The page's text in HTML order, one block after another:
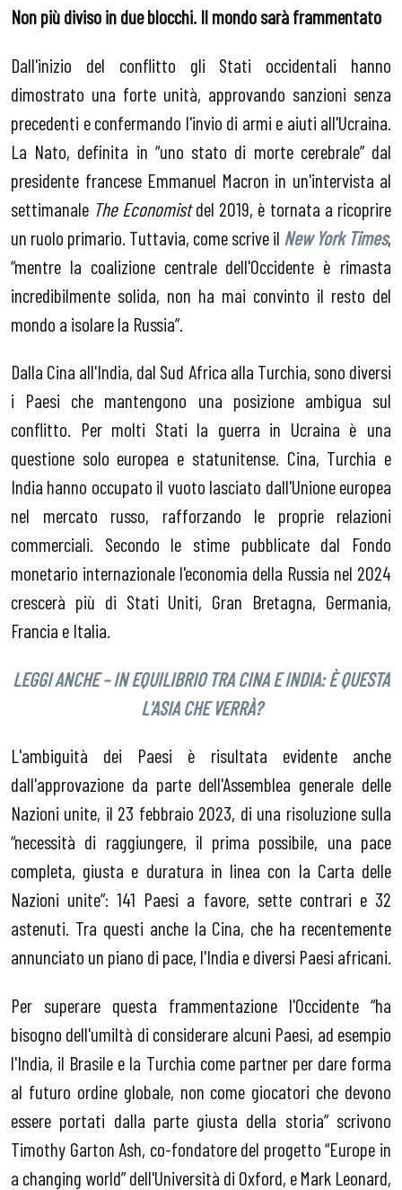
Non più diviso in due blocchi. Il mondo sarà frammentato
Dall'inizio del conflitto gli Stati occidentali hanno
dimostrato una forte unità, approvando sanzioni senza
precedenti e confermando l'invio di armi e aiuti all'Ucraina.
La Nato, definita in “uno stato di morte cerebrale” dal
presidente francese Emmanuel Macron in un'intervista al
settimanale The Economistdel 2019, è tornata a ricoprire
un ruolo primario. Tuttavia, come scrive il New York Times,
“mentre la coalizione centrale dell'Occidente è rimasta
incredibilmente solida, non ha mai convinto il resto del
mondo a isolare la Russia”.
Dalla Cina all'India, dal Sud Africa alla Turchia, sono diversi
i Paesi che mantengono una posizione ambigua sul
conflitto. Per molti Stati la guerra in Ucraina è una
questione solo europea e statunitense. Cina, Turchia e
India hanno occupato il vuoto lasciato dall'Unione europea
nel mercato russo, rafforzando le proprie relazioni
commerciali. Secondo le stime pubblicate dal Fondo
monetario internazionale l'economia della Russia nel 2024
crescerà più di Stati Uniti, Gran Bretagna, Germania,
Francia e Italia.
LEGGI ANCHE – IN EQUILIBRIO TRA CINA E INDIA: È QUESTA
L'ASIA CHE VERRÀ?
L'ambiguità dei Paesi è risultata evidente anche
dall'approvazione da parte dell'Assemblea generale delle
Nazioni unite, il 23 febbraio 2023, di una risoluzione sulla
“necessità di raggiungere, il prima possibile, una pace
completa, giusta e duratura in linea con la Carta delle
Nazioni unite”: 141 Paesi a favore, sette contrari e 32
astenuti. Tra questi anche la Cina, che ha recentemente
annunciato un piano di pace, l'India e diversi Paesi africani.
Per superare questa frammentazione l'Occidente “ha
bisogno dell'umiltà di considerare alcuni Paesi, ad esempio
l'India, il Brasile e la Turchia come partner per dare forma
al futuro ordine globale, non come giocatori che devono
essere portati dalla parte giusta della storia” scrivono
Timothy Garton Ash, co-fondatore del progetto “Europe in
a changing world” dell'Università di Oxford, e Mark Leonard,